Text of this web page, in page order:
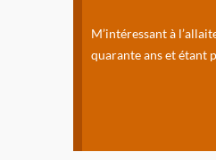
M’intéressant à
quarante ans et étant